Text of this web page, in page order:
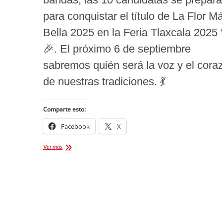
para conquistar el título de La Flor
Bella 2025 en la Feria Tlaxcala 2025
🎉. El próximo 6 de septiembre
sabremos quién será la voz y el
de nuestras tradiciones. 💃
Comparte esto:
Facebook X
Ver másLa